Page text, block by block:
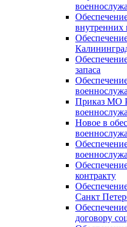
внутренних
запаса
Приказ МО
Новое в
контракту
Санкт
договору